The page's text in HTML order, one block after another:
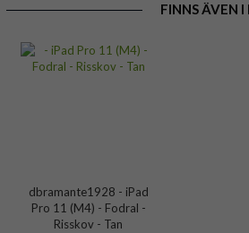
FINNS ÄVEN I
dbramante1928 - iPad
Pro 11 (M4) - Fodral -
Risskov - Tan